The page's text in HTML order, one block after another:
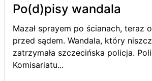
Po(d)pisy wandala
Mazał sprayem po ścianach, teraz
przed sądem. Wandala, który
zatrzymała szczecińska policja.
Komisariatu...